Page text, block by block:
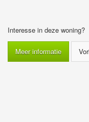
Interesse in deze woning?
Meer informatie